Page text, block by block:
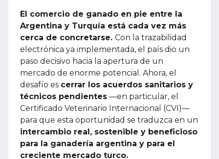
El comercio de ganado en pie entre la
Argentina y Turquía está cada vez más
cerca de concretarse. Con la trazabilidad
electrónica ya implementada, el país dio un
paso decisivo hacia la apertura de un
mercado de enorme potencial. Ahora, el
desafío es cerrar los acuerdos sanitarios y
técnicos pendientes —en particular, el
Certificado Veterinario Internacional (CVI)—
para que esta oportunidad se traduzca en un
intercambio real, sostenible y beneficioso
para la ganadería argentina y para el
creciente mercado turco.